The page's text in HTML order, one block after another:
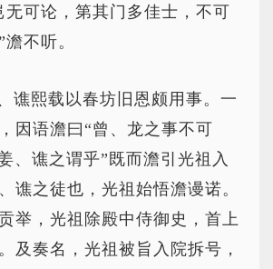
无可论，第其门多佳士，不可
不听。
谯熙载以春坊旧恩颇用事。一
因语澹曰“曾、龙之事不可
、谯之谓乎”既而澹引光祖入
谯之徒也，光祖始悟澹谩诺。
举，光祖除殿中侍御史，首上
及奏名，光祖被旨入院拆号，